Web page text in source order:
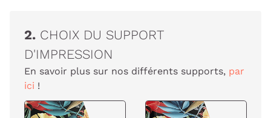
2. CHOIX DU SUPPORT
D'IMPRESSION
En savoir plus sur nos différents supports, par
ici !